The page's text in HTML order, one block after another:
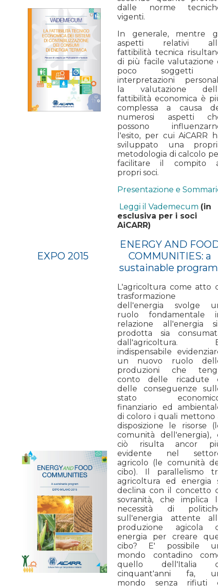
dalle norme
vigenti.
In generale, mentre
aspetti relativi
fattibilità tecnica
di più facile valutazione
poco soggetti
interpretazioni
la valutazione
fattibilità economica è
complessa a causa
numerosi aspetti
possono
l'esito, per cui AiCARR
sviluppato una
metodologia di calcolo
facilitare il compito
propri soci.
Presentazione e
Leggi il Vademecum (in
esclusiva per i soci
AiCARR)
EXPO 2015
ENERGY AND
COMMUNITIES: a
sustainable
L'agricoltura come atto
trasformazione
dell'energia svolge
ruolo fondamentale
relazione all'energia
prodotta sia
dall'agricoltura.
indispensabile
un nuovo ruolo
produzioni che
conto delle ricadute
delle conseguenze
stato
finanziario ed
di coloro i quali mettono
disposizione le risorse
comunità dell'energia),
ciò risulta ancor
evidente nel
agricolo (le comunità
cibo). Il parallelismo
agricoltura ed energia
declina con il concetto
sovranità, che implica
necessità di
sull'energia attente
produzione agicola
energia per creare
cibo? E' possibile
mondo contadino
quello dell'Italia
cinquant'anni fa,
mondo senza rifiuti